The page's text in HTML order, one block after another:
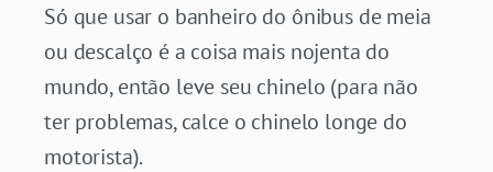
Só que usar o banheiro do ônibus de meia
ou descalço é a coisa mais nojenta do
mundo, então leve seu chinelo (para não
ter problemas, calce o chinelo longe do
motorista).